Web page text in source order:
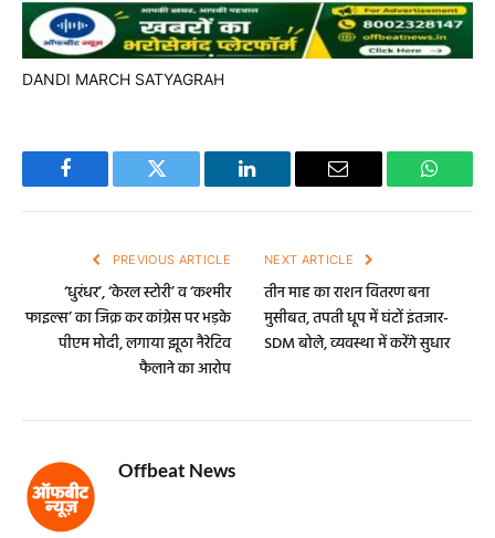
DANDI MARCH SATYAGRAH
Facebook Twitter LinkedIn Email
PREVIOUS ARTICLE
‘धुरंधर’, ‘केरल स्टोरी’ व ‘कश्मीर
फाइल्स’ का जिक्र कर कांग्रेस पर भड़के
पीएम मोदी, लगाया झूठा नैरेटिव
फैलाने का आरोप
NEXT ARTICLE
तीन माह का राशन वितरण बना
मुसीबत, तपती धूप में घंटों इंतजार-
SDM बोले, व्यवस्था में करेंगे सुधार
Offbeat News